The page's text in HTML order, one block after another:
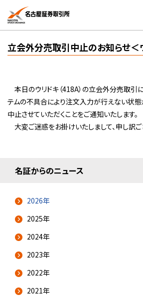
立会外分売取引中止のお知らせ＜
本日のウリドキ（418A）の立会外分売取引
テムの不具合により注文入力が行えない状
中止させていただくことをご通知いたします。
大変ご迷惑をお掛けいたしまして、申し訳ご
名証からのニュース
2026年
2025年
2024年
2023年
2022年
2021年